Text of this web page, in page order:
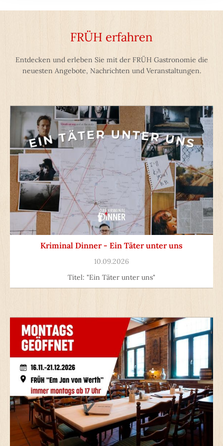
FRÜH erfahren
Entdecken und erleben Sie mit der FRÜH Gastronomie die
neuesten Angebote, Nachrichten und Veranstaltungen.
Kriminal Dinner - Ein Täter unter uns
10.09.2026
Titel: "Ein Täter unter uns"